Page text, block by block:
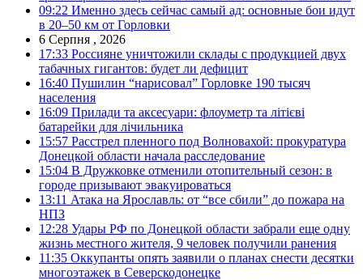
09:22 Именно здесь сейчас самый ад: основные бои идут
в 20–50 км от Горловки
6 Серпня , 2026
17:33 Россияне уничтожили склады с продукцией двух
табачных гигантов: будет ли дефицит
16:40 Пушилин “нарисовал” Горловке 190 тысяч
населения
16:09 Прилади та аксесуари: флоуметр та літієві
батарейки для лічильника
15:57 Расстрел пленного под Волновахой: прокуратура
Донецкой области начала расследование
15:04 В Дружковке отменили отопительный сезон: в
городе призывают эвакуироваться
13:11 Атака на Ярославль: от “все сбили” до пожара на
НПЗ
12:28 Удары РФ по Донецкой области забрали еще одну
жизнь местного жителя, 9 человек получили ранения
11:35 Оккупанты опять заявили о планах снести десятки
многоэтажек в Северскодонецке